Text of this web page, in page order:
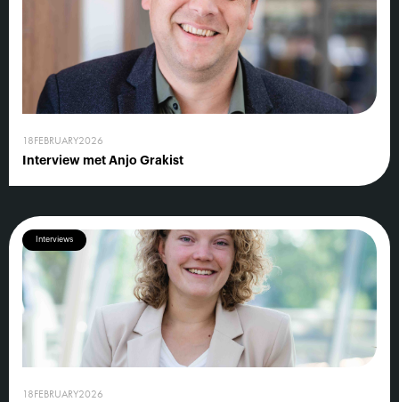
18FEBRUARY2026
Interview met Anjo Grakist
Interviews
18FEBRUARY2026